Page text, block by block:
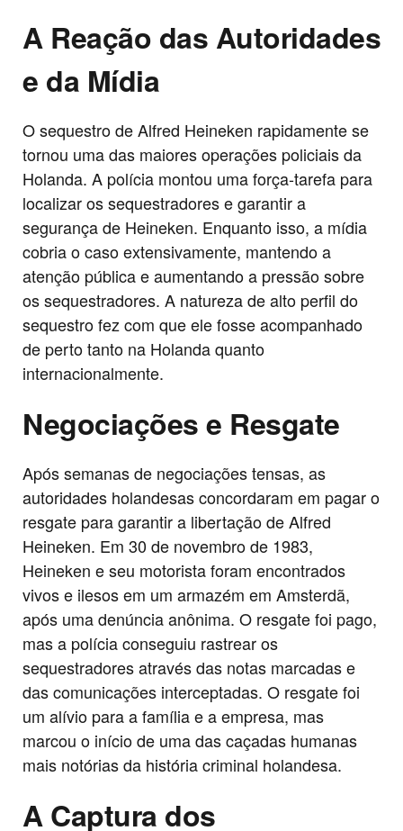
A Reação das Autoridades
e da Mídia
O sequestro de Alfred Heineken rapidamente se
tornou uma das maiores operações policiais da
Holanda. A polícia montou uma força-tarefa para
localizar os sequestradores e garantir a
segurança de Heineken. Enquanto isso, a mídia
cobria o caso extensivamente, mantendo a
atenção pública e aumentando a pressão sobre
os sequestradores. A natureza de alto perfil do
sequestro fez com que ele fosse acompanhado
de perto tanto na Holanda quanto
internacionalmente.
Negociações e Resgate
Após semanas de negociações tensas, as
autoridades holandesas concordaram em pagar o
resgate para garantir a libertação de Alfred
Heineken. Em 30 de novembro de 1983,
Heineken e seu motorista foram encontrados
vivos e ilesos em um armazém em Amsterdã,
após uma denúncia anônima. O resgate foi pago,
mas a polícia conseguiu rastrear os
sequestradores através das notas marcadas e
das comunicações interceptadas. O resgate foi
um alívio para a família e a empresa, mas
marcou o início de uma das caçadas humanas
mais notórias da história criminal holandesa.
A Captura dos